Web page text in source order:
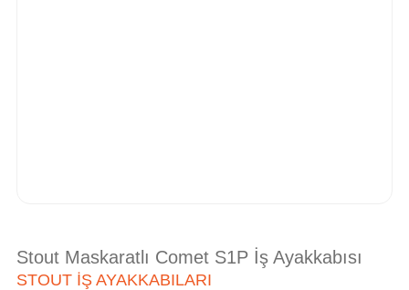
Stout Maskaratlı Comet S1P İş Ayakkabısı
STOUT İŞ AYAKKABILARI